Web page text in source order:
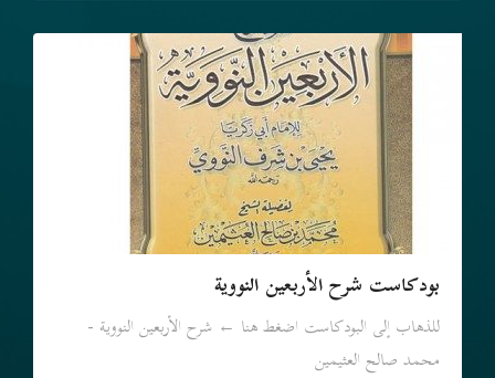
بودكاست شرح الأربعين النووية
للذهاب إلى البودكاست اضغط هنا ← شرح الأربعين النووية -
محمد صالح العثيمين